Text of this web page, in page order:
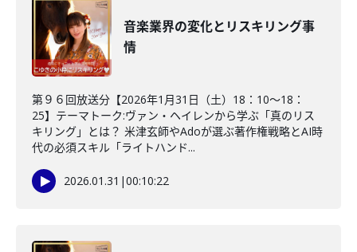
音楽業界の変化とリスキリング事
情
第９６回放送分【2026年1月31日（土）18：10～18：
25】テーマトーク:ヴァン・ヘイレンから学ぶ「真のリス
キリング」とは？ 米津玄師やAdoが選ぶ著作権戦略とAI時
代の必須スキル「ライトハンド...
2026.01.31 |00:10:22